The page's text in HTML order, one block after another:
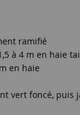
ramifié
à 4 m en haie
en haie
vert foncé, puis